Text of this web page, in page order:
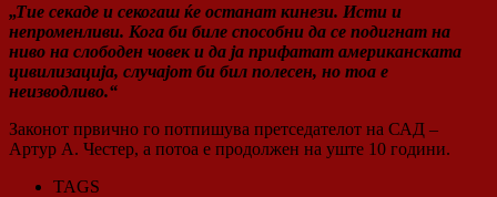
„Тие секаде и секогаш ќе останат кинези. Исти и
непроменливи. Кога би биле способни да се подигнат на
ниво на слободен човек и да ја прифатат американската
цивилизација, случајот би бил полесен, но тоа е
неизводливо.“
Законот првично го потпишува претседателот на САД –
Артур А. Честер, а потоа е продолжен на уште 10 години.
TAGS